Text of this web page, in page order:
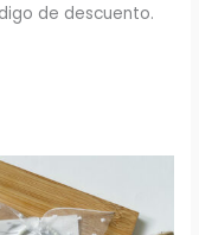
de descuento.